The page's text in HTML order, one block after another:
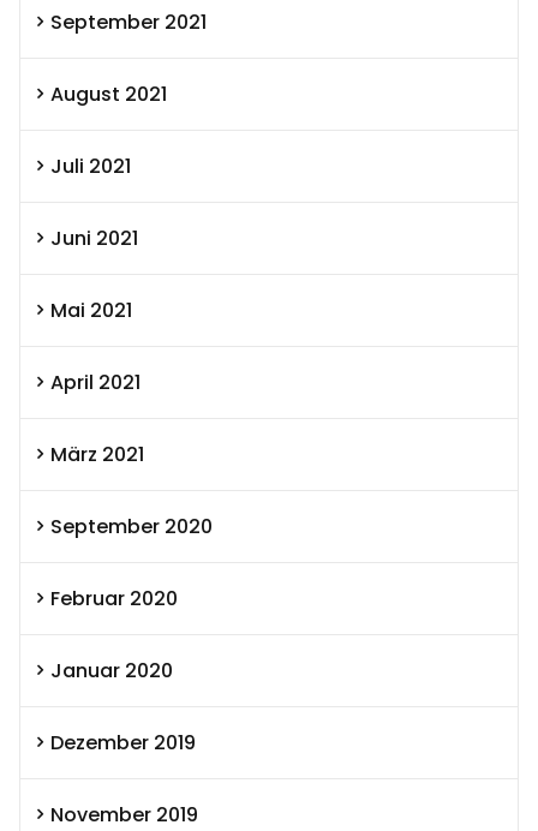
September 2021
August 2021
Juli 2021
Juni 2021
Mai 2021
April 2021
März 2021
September 2020
Februar 2020
Januar 2020
Dezember 2019
November 2019